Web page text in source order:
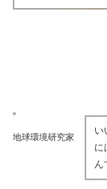
地球環境研究家
い
に
ん